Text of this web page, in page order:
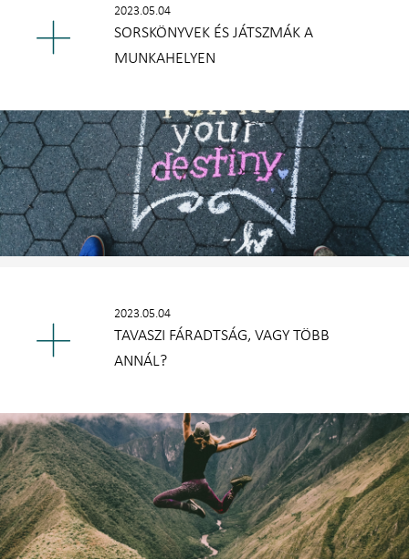
2023.05.04
SORSKÖNYVEK ÉS JÁTSZMÁK A
MUNKAHELYEN
2023.05.04
TAVASZI FÁRADTSÁG, VAGY TÖBB
ANNÁL?